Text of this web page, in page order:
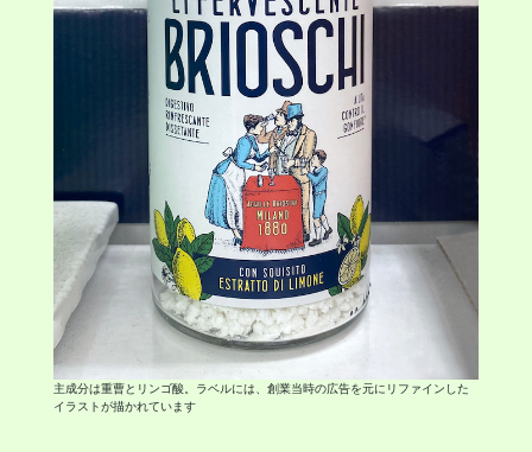
主成分は重曹とリンゴ酸。ラベルには、創業当時の広告を元にリファインした
イラストが描かれています